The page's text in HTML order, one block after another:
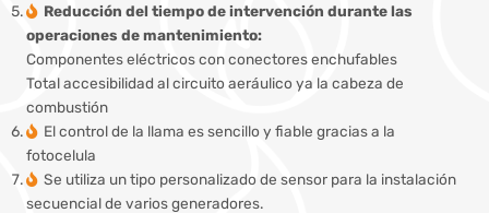
Reducción del tiempo de intervención durante las
operaciones de mantenimiento:
Componentes eléctricos con conectores enchufables
Total accesibilidad al circuito aeráulico ya la cabeza de
combustión
El control de la llama es sencillo y fiable gracias a la
fotocelula
Se utiliza un tipo personalizado de sensor para la instalación
secuencial de varios generadores.